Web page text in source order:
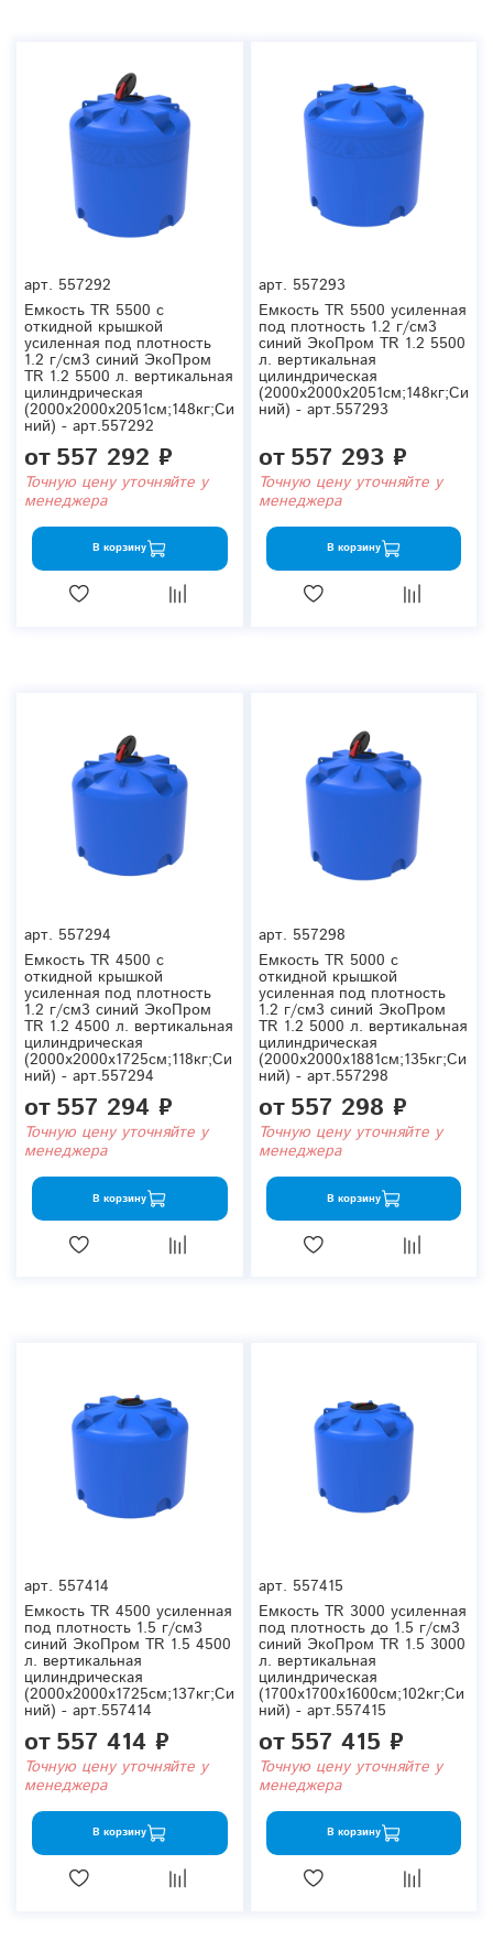
арт. 557292
Емкость TR 5500 с
откидной крышкой
усиленная под плотность
1.2 г/см3 синий ЭкоПром
TR 1.2 5500 л. вертикальная
цилиндрическая
(2000x2000x2051см;148кг;Си
ний) - арт.557292
от557 292 ₽
Точную цену уточняйте у
менеджера
В корзину
арт. 557293
Емкость TR 5500 усиленная
под плотность 1.2 г/см3
синий ЭкоПром TR 1.2 5500
л. вертикальная
цилиндрическая
(2000x2000x2051см;148кг;Си
ний) - арт.557293
от557 293 ₽
Точную цену уточняйте у
менеджера
В корзину
арт. 557294
Емкость TR 4500 с
откидной крышкой
усиленная под плотность
1.2 г/см3 синий ЭкоПром
TR 1.2 4500 л. вертикальная
цилиндрическая
(2000x2000x1725см;118кг;Си
ний) - арт.557294
от557 294 ₽
Точную цену уточняйте у
менеджера
В корзину
арт. 557298
Емкость TR 5000 с
откидной крышкой
усиленная под плотность
1.2 г/см3 синий ЭкоПром
TR 1.2 5000 л. вертикальная
цилиндрическая
(2000x2000x1881см;135кг;Си
ний) - арт.557298
от557 298 ₽
Точную цену уточняйте у
менеджера
В корзину
арт. 557414
Емкость TR 4500 усиленная
под плотность 1.5 г/см3
синий ЭкоПром TR 1.5 4500
л. вертикальная
цилиндрическая
(2000x2000x1725см;137кг;Си
ний) - арт.557414
от557 414 ₽
Точную цену уточняйте у
менеджера
В корзину
арт. 557415
Емкость TR 3000 усиленная
под плотность до 1.5 г/см3
синий ЭкоПром TR 1.5 3000
л. вертикальная
цилиндрическая
(1700x1700x1600см;102кг;Си
ний) - арт.557415
от557 415 ₽
Точную цену уточняйте у
менеджера
В корзину